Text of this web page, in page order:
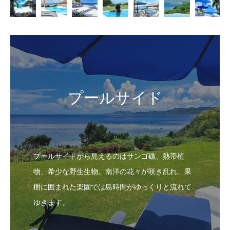
プールサイド
プールサイドから見えるのはサンゴ礁、熱帯植
物、希少な野生生物。南洋の花々が咲き乱れ、果
樹に囲まれた楽園では島時間がゆっくりと流れて
ゆきます。